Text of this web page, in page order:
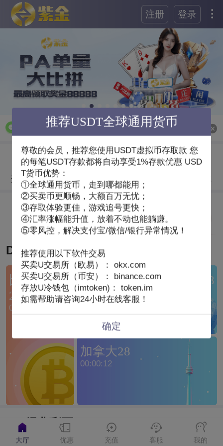
注册 登录
售派彩通知】本平台PA电游/MG电游/VG棋牌/KY棋牌/
开奖走势 签到有奖 积分摇奖
DT-PC28蛋蛋
比特币1分
28
00:00:02
台湾宾果28
封盘中
加拿大西28
封盘中
加拿大28
00:00:12
DT-经典彩票
大厅 优惠 充值 客服 我的
推荐USDT全球通用货币
尊敬的会员，推荐您使用USDT虚拟币存取款 您
的每笔USDT存款都将自动享受1%存款优惠 USD
T货币优势：
①全球通用货币，走到哪都能用；
②买卖币更顺畅，大额百万无忧；
③存取体验更佳，游戏追号更快；
④汇率涨幅能升值，放着不动也能躺赚。
⑤零风控，解决支付宝/微信/银行异常情况！
推荐使用以下软件交易
买卖U交易所（欧易）： okx.com
买卖U交易所（币安）： binance.com
存放U冷钱包（imtoken)： token.im
如需帮助请咨询24小时在线客服！
确定